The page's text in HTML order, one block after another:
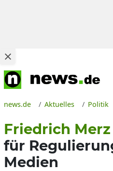
news.de Aktuelles Politik
Friedrich Merz
für
Medien